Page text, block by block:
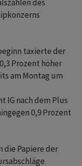
des
taxierte der
Prozent höher
am Montag um
IG nach dem Plus
0,9 Prozent
die Papiere der